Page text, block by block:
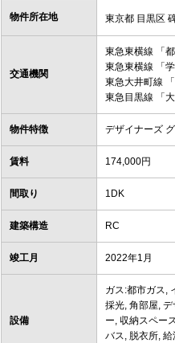
物件所在地 東京都 目黒区
交通機関
東急東横線 「
東急東横線 「
東急大井町線 「
東急目黒線 「
物件特徴 デザイナーズ
賃料 174,000円
間取り 1DK
建築構造 RC
竣工月 2022年1月
設備
ガス:都市ガス,
採光, 角部屋,
ー, 収納スペー
バス, 脱衣所,